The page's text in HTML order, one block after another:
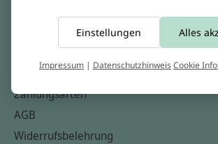
Versandkosten & Rücksendungen
Zahlungsarten
AGB
Widerrufsbelehrung
Einstellungen Alles
Impressum | DatenschutzhinweisCookie